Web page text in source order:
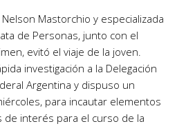
Nelson Mastorchio y especializada
de Personas, junto con el
evitó el viaje de la joven.
investigación a la Delegación
Argentina y dispuso un
para incautar elementos
interés para el curso de la